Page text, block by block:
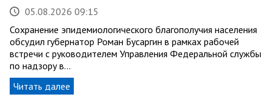
05.08.2026 09:15
Сохранение эпидемиологического благополучия населения
обсудил губернатор Роман Бусаргин в рамках рабочей
встречи с руководителем Управления Федеральной службы
по надзору в…
Читать далее